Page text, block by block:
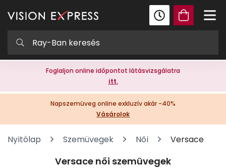
Foglaljon online időpontot látásvizsgálatra
itt.
Napszemüveg online exkluzív akár -40%
Vásárolok
Nyitólap Szemüvegek Női Versace
Versace női szemüvegek